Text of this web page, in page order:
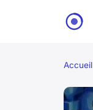
Accueil